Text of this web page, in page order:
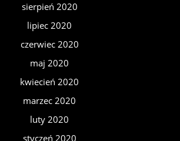
sierpień 2020
lipiec 2020
czerwiec 2020
maj 2020
kwiecień 2020
marzec 2020
luty 2020
styczeń 2020